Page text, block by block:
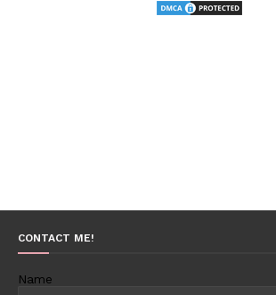
CONTACT ME!
Name